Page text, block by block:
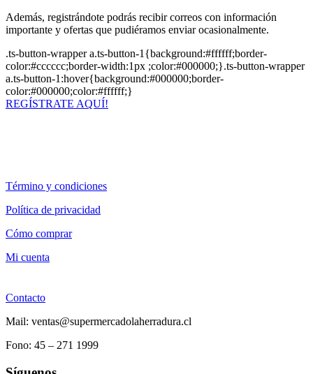
Además, registrándote podrás recibir correos con información
importante y ofertas que pudiéramos enviar ocasionalmente.
.ts-button-wrapper a.ts-button-1{background:#ffffff;border-
color:#cccccc;border-width:1px ;color:#000000;}.ts-button-wrapper
a.ts-button-1:hover{background:#000000;border-
color:#000000;color:#ffffff;}
REGÍSTRATE AQUÍ!
Término y condiciones
Política de privacidad
Cómo comprar
Mi cuenta
Contacto
Mail: ventas@supermercadolaherradura.cl
Fono: 45 – 271 1999